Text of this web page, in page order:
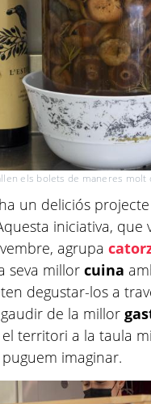
els bolets de maneres molt
un deliciós
iniciativa, que
agrupa
seva millorcuina
degustar-los a
de la millor
territori a la taula
imaginar.